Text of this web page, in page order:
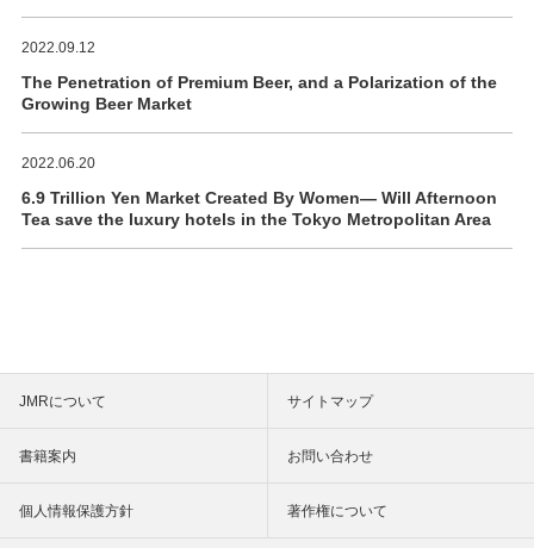
2022.09.12
The Penetration of Premium Beer, and a Polarization of the
Growing Beer Market
2022.06.20
6.9 Trillion Yen Market Created By Women― Will Afternoon
Tea save the luxury hotels in the Tokyo Metropolitan Area
JMRについて サイトマップ
書籍案内 お問い合わせ
個人情報保護方針 著作権について